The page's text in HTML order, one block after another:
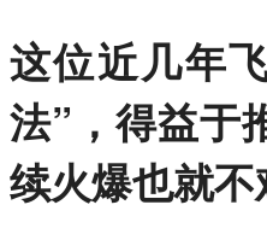
这位近几年
法”，得益于
续火爆也就不